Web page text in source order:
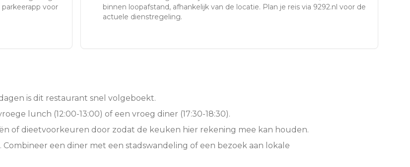
voor
binnen loopafstand, afhankelijk van de locatie. Plan je reis via 9292.nl voor de
actuele dienstregeling.
is dit restaurant snel volgeboekt.
lunch (12:00-13:00) of een vroeg diner (17:30-18:30).
of dieetvoorkeuren door zodat de keuken hier rekening mee kan houden.
Combineer een diner met een stadswandeling of een bezoek aan lokale